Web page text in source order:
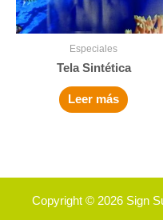
Especiales
Tela Sintética
Leer más
Copyright © 2026 Sign